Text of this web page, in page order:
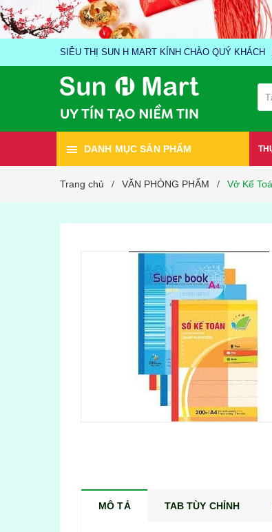
SIÊU THỊ SUN H MART KÍNH CHÀO QUÝ KHÁCH
DANH MỤC SẢN PHẨM
Trang chủ / VĂN PHÒNG PHẨM / Vở Kế
MÔ TẢ TAB TÙY CHỈNH